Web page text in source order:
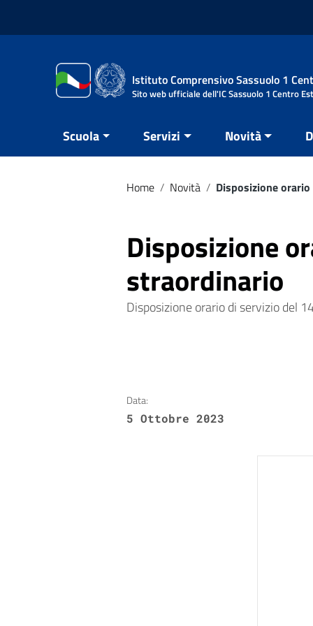
Istituto Comprensivo Sassuolo 1
Sito web ufficiale dell'IC Sassuolo 1 Centro Est
Scuola Servizi Novità
Home / Novità / Disposizione
Disposizione
straordinario
Disposizione orario di servizio del
Data:
5 Ottobre 2023